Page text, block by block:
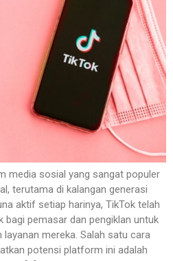
media sosial yang sangat populer
terutama di kalangan generasi
aktif setiap harinya, TikTok telah
bagi pemasar dan pengiklan untuk
mereka. Salah satu cara
potensi platform ini adalah